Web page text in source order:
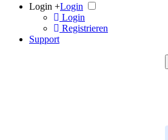
Login +Login
Login
Registrieren
Support